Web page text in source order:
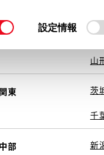
ください。設定情報
北 青
山
関東 茨
千
中部 新
恐